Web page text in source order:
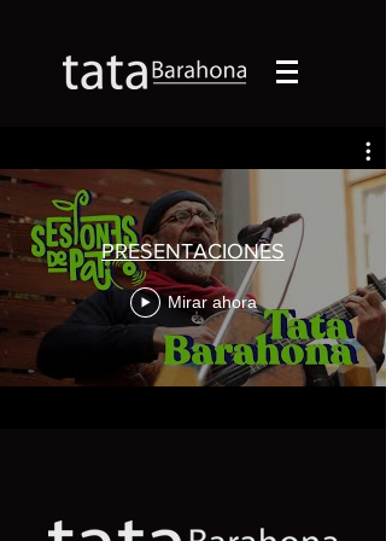
PRESENTACIONES
Mirar ahora